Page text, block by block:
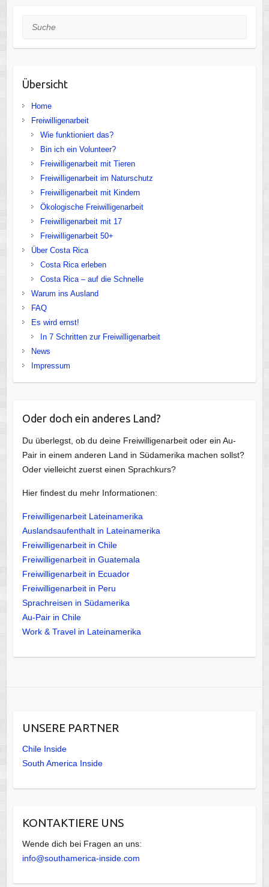
Suche
Übersicht
Home
Freiwilligenarbeit
Wie funktioniert das?
Bin ich ein Volunteer?
Freiwilligenarbeit mit Tieren
Freiwilligenarbeit im Naturschutz
Freiwilligenarbeit mit Kindern
Ökologische Freiwilligenarbeit
Freiwilligenarbeit mit 17
Freiwilligenarbeit 50+
Über Costa Rica
Costa Rica erleben
Costa Rica – auf die Schnelle
Warum ins Ausland
FAQ
Es wird ernst!
In 7 Schritten zur Freiwilligenarbeit
News
Impressum
Oder doch ein anderes Land?
Du überlegst, ob du deine Freiwilligenarbeit oder ein Au-
Pair in einem anderen Land in Südamerika machen sollst?
Oder vielleicht zuerst einen Sprachkurs?
Hier findest du mehr Informationen:
Freiwilligenarbeit Lateinamerika
Auslandsaufenthalt in Lateinamerika
Freiwilligenarbeit in Chile
Freiwilligenarbeit in Guatemala
Freiwilligenarbeit in Ecuador
Freiwilligenarbeit in Peru
Sprachreisen in Südamerika
Au-Pair in Chile
Work & Travel in Lateinamerika
UNSERE PARTNER
Chile Inside
South America Inside
KONTAKTIERE UNS
Wende dich bei Fragen an uns:
info@southamerica-inside.com